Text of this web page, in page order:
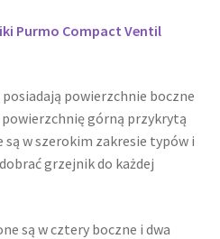
Purmo Compact Ventil
powierzchnie boczne
górną przykrytą
w szerokim zakresie typów i
grzejnik do każdej
są w cztery boczne i dwa